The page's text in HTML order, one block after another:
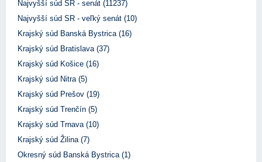
Najvyšší súd SR - senát (11237)
Najvyšší súd SR - veľký senát (10)
Krajský súd Banská Bystrica (16)
Krajský súd Bratislava (37)
Krajský súd Košice (16)
Krajský súd Nitra (5)
Krajský súd Prešov (19)
Krajský súd Trenčín (5)
Krajský súd Trnava (10)
Krajský súd Žilina (7)
Okresný súd Banská Bystrica (1)